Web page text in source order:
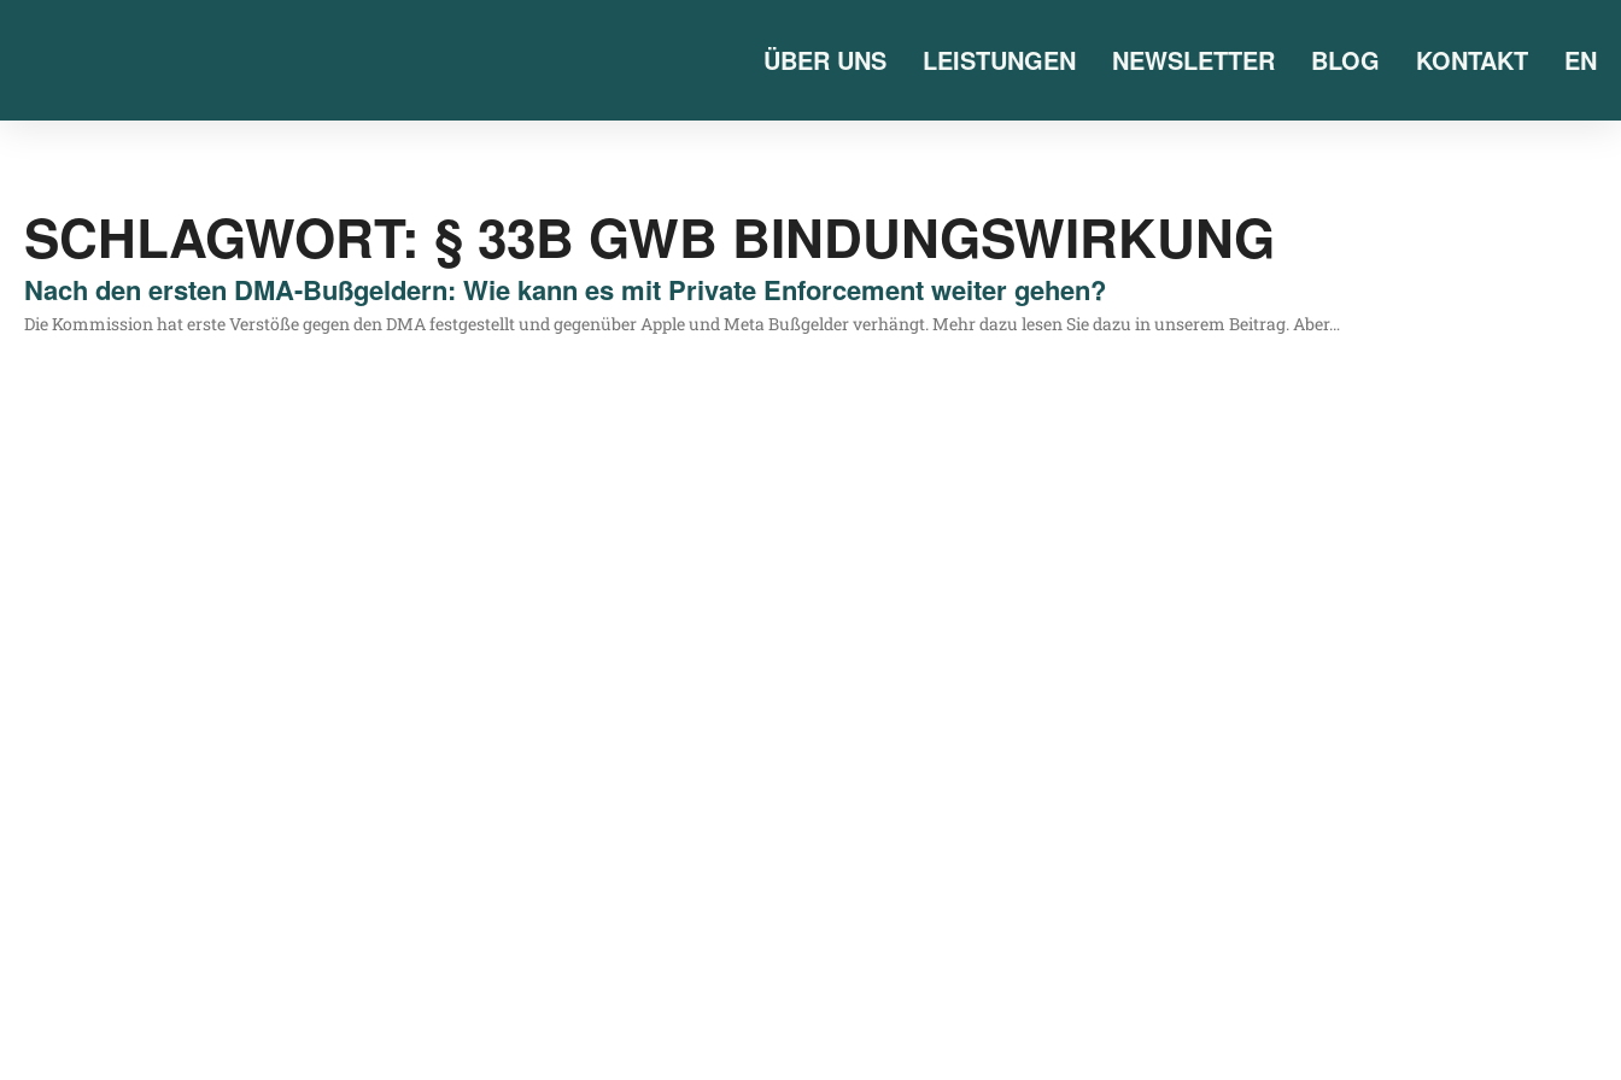
ÜBER UNS LEISTUNGEN NEWSLETTER BLOG KONTAKT EN
SCHLAGWORT: § 33B GWB BINDUNGSWIRKUNG
Nach den ersten DMA-Bußgeldern: Wie kann es mit Private Enforcement weiter gehen?
Die Kom­mis­si­on hat ers­te Ver­stö­ße gegen den DMA fest­ge­stellt und gegen­über Apple und Meta Buß­gel­der ver­hängt. Mehr dazu lesen Sie dazu in unse­rem Bei­trag. Aber…